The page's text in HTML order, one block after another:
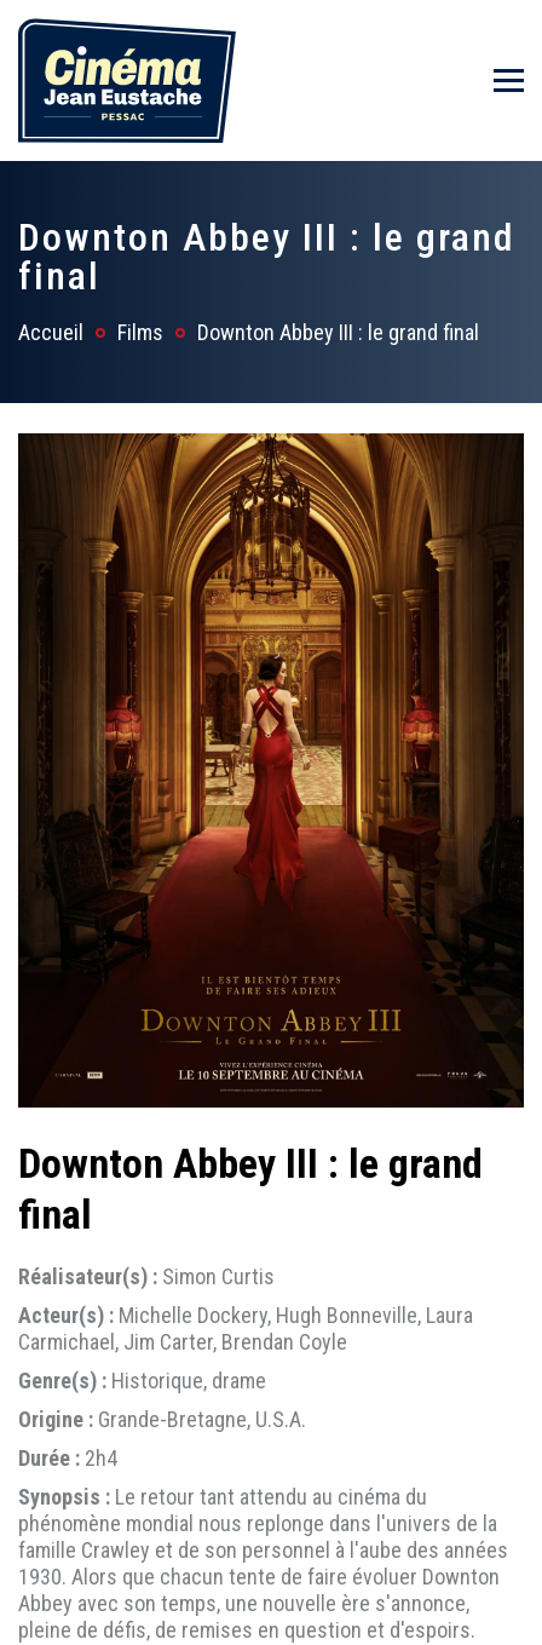
Downton Abbey III : le grand
final
Accueil Films Downton Abbey III : le grand final
Downton Abbey III : le grand
final
Réalisateur(s) : Simon Curtis
Acteur(s) : Michelle Dockery, Hugh Bonneville, Laura
Carmichael, Jim Carter, Brendan Coyle
Genre(s) : Historique, drame
Origine : Grande-Bretagne, U.S.A.
Durée : 2h4
Synopsis : Le retour tant attendu au cinéma du
phénomène mondial nous replonge dans l'univers de la
famille Crawley et de son personnel à l'aube des années
1930. Alors que chacun tente de faire évoluer Downton
Abbey avec son temps, une nouvelle ère s'annonce,
pleine de défis, de remises en question et d'espoirs.